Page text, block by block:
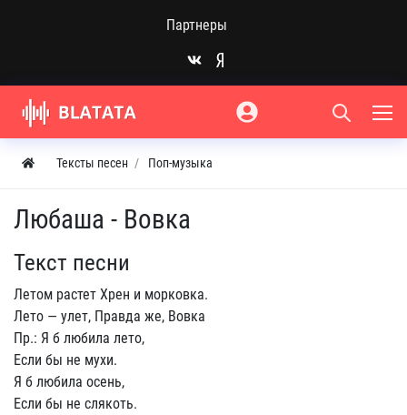
Партнеры
Тексты песен Поп-музыка
Любаша - Вовка
Текст песни
Летом растет Хрен и морковка.
Лето — улет, Правда же, Вовка
Пр.: Я б любила лето,
Если бы не мухи.
Я б любила осень,
Если бы не слякоть.